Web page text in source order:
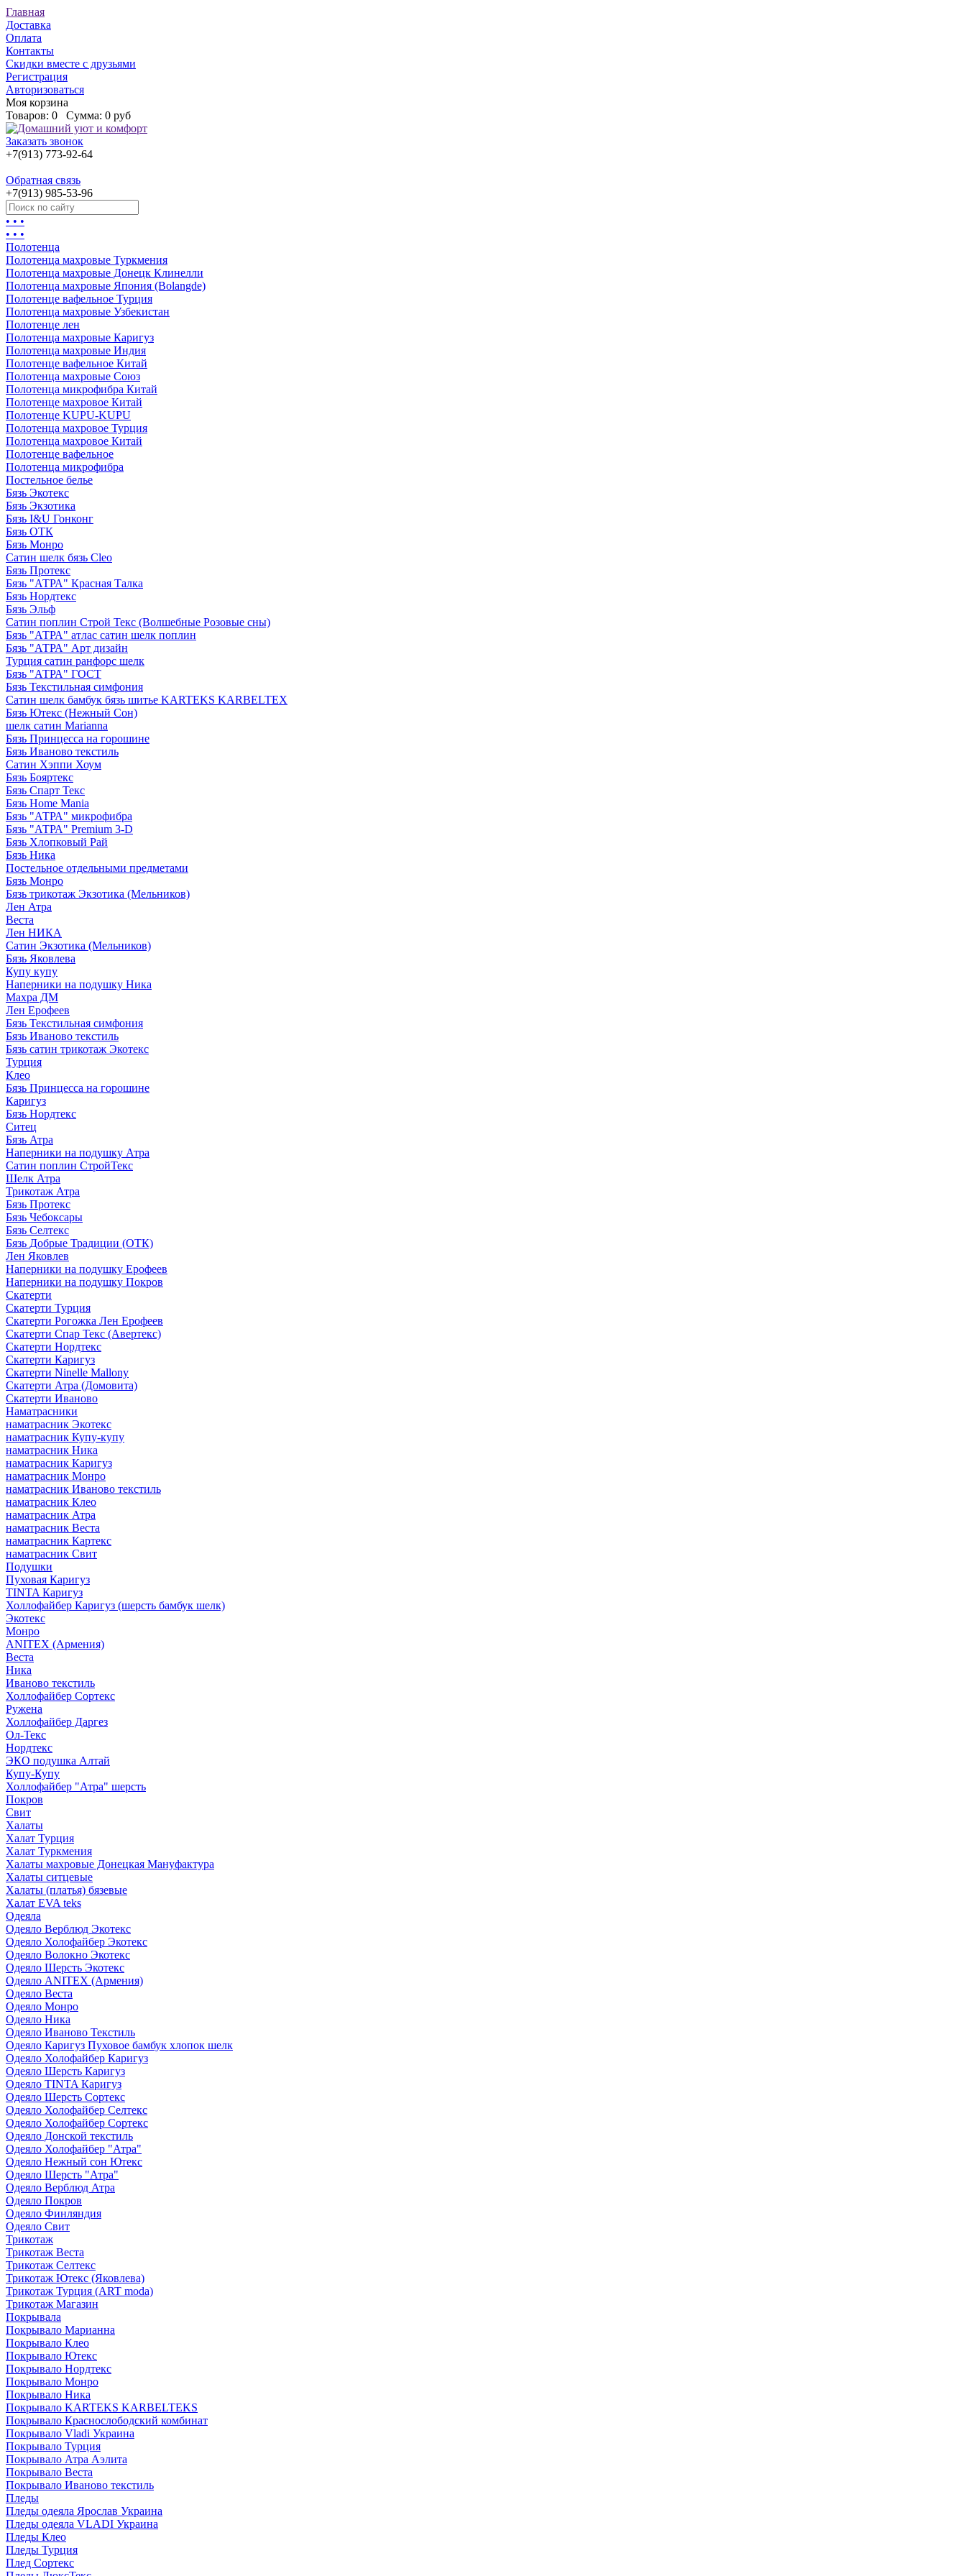
Главная
Доставка
Оплата
Контакты
Скидки вместе с друзьями
Регистрация
Авторизоваться
Моя корзина
Товаров: 0 Сумма: 0 руб
Заказать звонок
+7(913) 773-92-64
Обратная связь
+7(913) 985-53-96
• • •
• • •
Полотенца
Полотенца махровые Туркмения
Полотенца махровые Донецк Клинелли
Полотенца махровые Япония (Bolangde)
Полотенце вафельное Турция
Полотенца махровые Узбекистан
Полотенце лен
Полотенца махровые Каригуз
Полотенца махровые Индия
Полотенце вафельное Китай
Полотенца махровые Союз
Полотенца микрофибра Китай
Полотенце махровое Китай
Полотенце KUPU-KUPU
Полотенца махровое Турция
Полотенца махровое Китай
Полотенце вафельное
Полотенца микрофибра
Постельное белье
Бязь Экотекс
Бязь Экзотика
Бязь I&U Гонконг
Бязь ОТК
Бязь Монро
Сатин шелк бязь Cleo
Бязь Протекс
Бязь "АТРА" Красная Талка
Бязь Нордтекс
Бязь Эльф
Сатин поплин Строй Текс (Волшебные Розовые сны)
Бязь "АТРА" атлас сатин шелк поплин
Бязь "АТРА" Арт дизайн
Турция сатин ранфорс шелк
Бязь "АТРА" ГОСТ
Бязь Текстильная симфония
Сатин шелк бамбук бязь шитье KARTEKS KARBELTEX
Бязь Ютекс (Нежный Сон)
шелк сатин Marianna
Бязь Принцесса на горошине
Бязь Иваново текстиль
Сатин Хэппи Хоум
Бязь Бояртекс
Бязь Спарт Текс
Бязь Home Mania
Бязь "АТРА" микрофибра
Бязь "АТРА" Premium 3-D
Бязь Хлопковый Рай
Бязь Ника
Постельное отдельными предметами
Бязь Монро
Бязь трикотаж Экзотика (Мельников)
Лен Атра
Веста
Лен НИКА
Сатин Экзотика (Мельников)
Бязь Яковлева
Купу купу
Наперники на подушку Ника
Махра ДМ
Лен Ерофеев
Бязь Текстильная симфония
Бязь Иваново текстиль
Бязь сатин трикотаж Экотекс
Турция
Клео
Бязь Принцесса на горошине
Каригуз
Бязь Нордтекс
Ситец
Бязь Атра
Наперники на подушку Атра
Сатин поплин СтройТекс
Шелк Атра
Трикотаж Атра
Бязь Протекс
Бязь Чебоксары
Бязь Селтекс
Бязь Добрые Традиции (ОТК)
Лен Яковлев
Наперники на подушку Ерофеев
Наперники на подушку Покров
Скатерти
Скатерти Турция
Скатерти Рогожка Лен Ерофеев
Скатерти Спар Текс (Авертекс)
Скатерти Нордтекс
Скатерти Каригуз
Скатерти Ninelle Mallony
Скатерти Атра (Домовита)
Скатерти Иваново
Наматрасники
наматрасник Экотекс
наматрасник Купу-купу
наматрасник Ника
наматрасник Каригуз
наматрасник Монро
наматрасник Иваново текстиль
наматрасник Клео
наматрасник Атра
наматрасник Веста
наматрасник Картекс
наматрасник Свит
Подушки
Пуховая Каригуз
TINTA Каригуз
Холлофайбер Каригуз (шерсть бамбук шелк)
Экотекс
Монро
ANITEX (Армения)
Веста
Ника
Иваново текстиль
Холлофайбер Сортекс
Ружена
Холлофайбер Даргез
Ол-Текс
Нордтекс
ЭКО подушка Алтай
Купу-Купу
Холлофайбер "Атра" шерсть
Покров
Свит
Халаты
Халат Турция
Халат Туркмения
Халаты махровые Донецкая Мануфактура
Халаты ситцевые
Халаты (платья) бязевые
Халат EVA teks
Одеяла
Одеяло Верблюд Экотекс
Одеяло Холофайбер Экотекс
Одеяло Волокно Экотекс
Одеяло Шерсть Экотекс
Одеяло ANITEX (Армения)
Одеяло Веста
Одеяло Монро
Одеяло Ника
Одеяло Иваново Текстиль
Одеяло Каригуз Пуховое бамбук хлопок шелк
Одеяло Холофайбер Каригуз
Одеяло Шерсть Каригуз
Одеяло TINTA Каригуз
Одеяло Шерсть Сортекс
Одеяло Холофайбер Селтекс
Одеяло Холофайбер Сортекс
Одеяло Донской текстиль
Одеяло Холофайбер "Атра"
Одеяло Нежный сон Ютекс
Одеяло Шерсть "Атра"
Одеяло Верблюд Атра
Одеяло Покров
Одеяло Финляндия
Одеяло Свит
Трикотаж
Трикотаж Веста
Трикотаж Селтекс
Трикотаж Ютекс (Яковлева)
Трикотаж Турция (ART moda)
Трикотаж Магазин
Покрывала
Покрывало Марианна
Покрывало Клео
Покрывало Ютекс
Покрывало Нордтекс
Покрывало Монро
Покрывало Ника
Покрывало KARTEKS KARBELTEKS
Покрывало Краснослободский комбинат
Покрывало Vladi Украина
Покрывало Турция
Покрывало Атра Аэлита
Покрывало Веста
Покрывало Иваново текстиль
Пледы
Пледы одеяла Ярослав Украина
Пледы одеяла VLADI Украина
Пледы Клео
Пледы Турция
Плед Сортекс